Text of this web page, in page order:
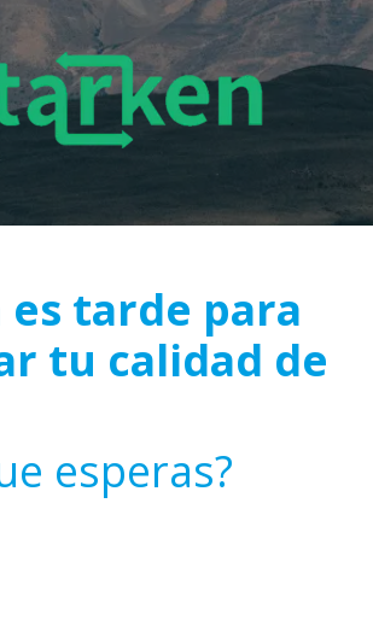
es tarde para
tu calidad de
esperas?